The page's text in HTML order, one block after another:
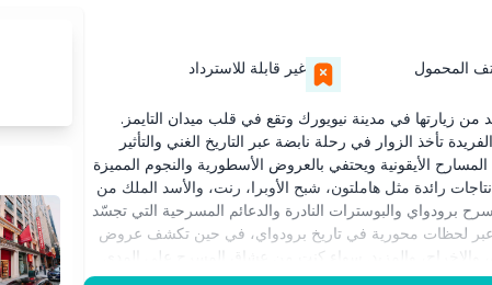
المحمول غير قابلة للاسترداد
زيارتها في مدينة نيويورك وتقع في قلب ميدان التايمز.
تأخذ الزوار في رحلة نابضة عبر التاريخ الغني والتأثير
الأيقونية ويحتفي بالعروض الأسطورية والنجوم المميزة
رائدة مثل هاملتون، شبح الأوبرا، رنت، والأسد الملك من
برودواي والبوسترات النادرة والدعائم المسرحية التي تجسّد
لحظات محورية في تاريخ برودواي، في حين تكشف عروض
والمزيد. سواء كنت من عشاق المسرح على المدى
للقيام بها في مدينة نيويورك، يقدم متحف برودواي مزيجًا ملهمًا